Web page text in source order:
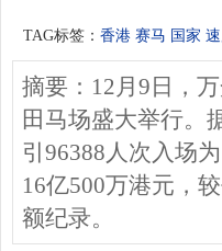
TAG标签： 香港 赛马 国家
摘要：12月9日，
田马场盛大举行。
引96388人次入场
16亿500万港元，
额纪录。